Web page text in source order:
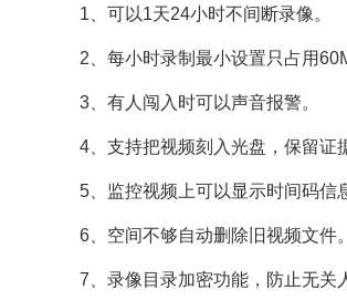
1、可以1天24小时不间断录像。
2、每小时录制最小设置只占用
3、有人闯入时可以声音报警。
4、支持把视频刻入光盘，保留证
5、监控视频上可以显示时间码信
6、空间不够自动删除旧视频文件。
7、录像目录加密功能，防止无关